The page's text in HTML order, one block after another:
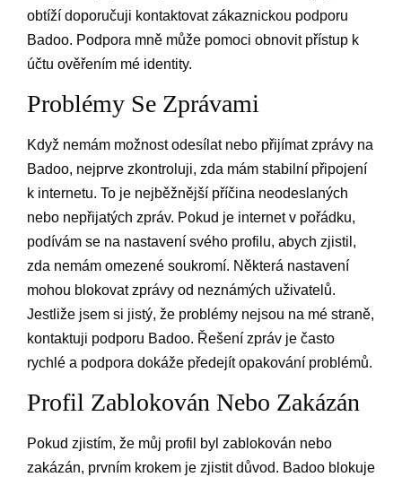
obtíží doporučuji kontaktovat zákaznickou podporu
Badoo. Podpora mně může pomoci obnovit přístup k
účtu ověřením mé identity.
Problémy Se Zprávami
Když nemám možnost odesílat nebo přijímat zprávy na
Badoo, nejprve zkontroluji, zda mám stabilní připojení
k internetu. To je nejběžnější příčina neodeslaných
nebo nepřijatých zpráv. Pokud je internet v pořádku,
podívám se na nastavení svého profilu, abych zjistil,
zda nemám omezené soukromí. Některá nastavení
mohou blokovat zprávy od neznámých uživatelů.
Jestliže jsem si jistý, že problémy nejsou na mé straně,
kontaktuji podporu Badoo. Řešení zpráv je často
rychlé a podpora dokáže předejít opakování problémů.
Profil Zablokován Nebo Zakázán
Pokud zjistím, že můj profil byl zablokován nebo
zakázán, prvním krokem je zjistit důvod. Badoo blokuje